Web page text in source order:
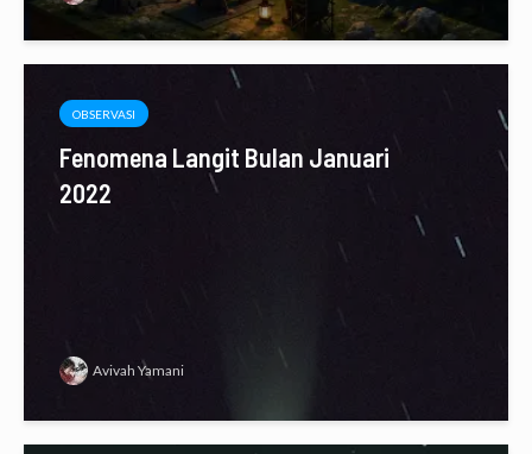
OBSERVASI
Fenomena Langit Bulan Januari
2022
Avivah Yamani